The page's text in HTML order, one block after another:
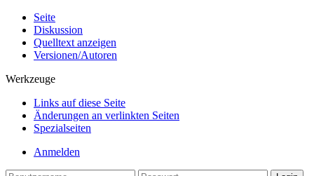
Seite
Diskussion
Quelltext anzeigen
Versionen/Autoren
Werkzeuge
Links auf diese Seite
Änderungen an verlinkten Seiten
Spezialseiten
Anmelden